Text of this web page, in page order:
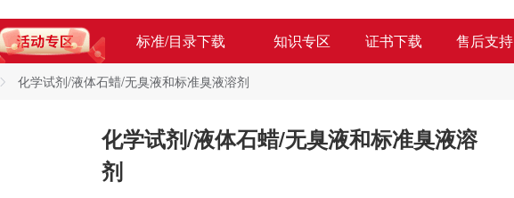
标准/目录下载 知识专区 证书下载 售后支持
化学试剂/液体石蜡/无臭液和标准臭液溶剂
化学试剂/液体石蜡/无臭液和标准臭液溶
剂